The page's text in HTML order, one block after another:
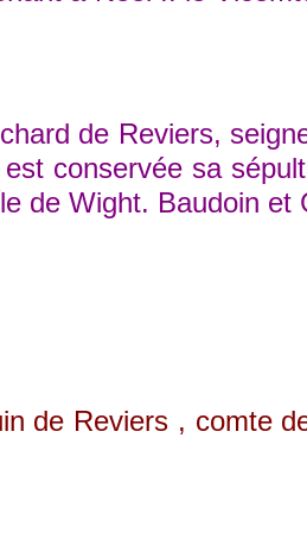
de Reviers,
conservée sa
de Wight.
Reviers , comte